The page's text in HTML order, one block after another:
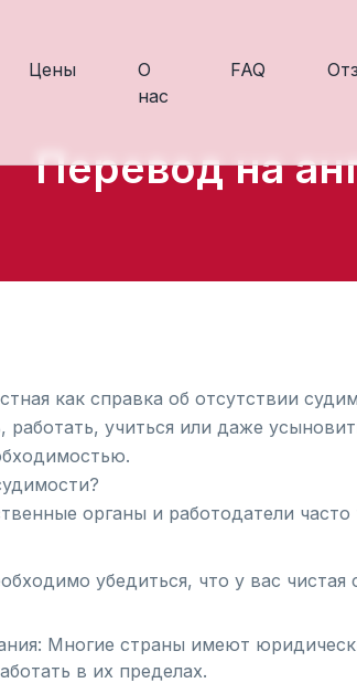
Цены
О
нас
FAQ
Перевод на
как справка об отсутствии
учиться или даже
органы и работодатели
убедиться, что у вас
Многие страны имеют
в их пределах.